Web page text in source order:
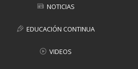
NOTICIAS
EDUCACIÓN CONTINUA
VIDEOS